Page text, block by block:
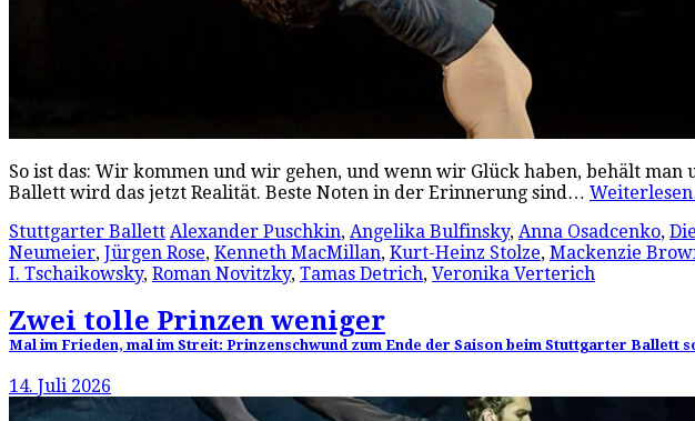
So ist das: Wir kommen und wir gehen, und wenn wir Glück haben, behält
Ballett wird das jetzt Realität. Beste Noten in der Erinnerung sind…
Stuttgarter Ballett Alexander Puschkin, Angelika Bulfinsky, Anna Osadcenko,
Neumeier, Jürgen Rose, Kenneth MacMillan, Kurt-Heinz Stolze, Mackenzie
I. Tschaikowsky, Roman Novitzky, Tamas Detrich, Veronika Verterich
Zwei tolle Prinzen weniger
Mal im Frieden, mal im Streit: Prinzenschwund zum Ende der Saison beim Stuttgarter Ballett
14. Juli 2026